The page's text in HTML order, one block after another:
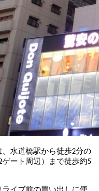
水道橋駅から徒歩2分の
ート周辺）まで徒歩約5